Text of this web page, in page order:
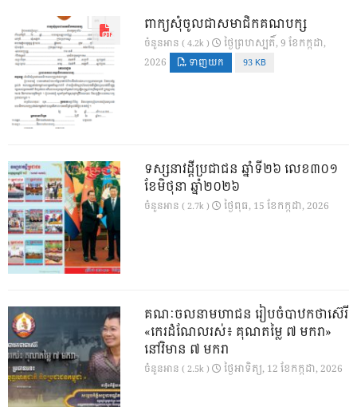
ពាក្យសុំចូលជាសមាជិកគណបក្ស
ចំនួនអាន ( 4.2k )
ថ្ងៃ​ព្រហស្បតិ៍, 9 ខែ​កក្កដា,
2026
ទាញយក 93 KB
ទស្សនាវដ្ដីប្រជាជន ឆ្នាំទី២៦ លេខ៣០១
ខែមិថុនា ឆ្នាំ២០២៦
ចំនួនអាន ( 2.7k ) ថ្ងៃ​ពុធ, 15 ខែ​កក្កដា, 2026
គណៈចលនាមហាជន រៀបចំបាឋកថាស៊េរី
«កេរដំណែលរស់៖ គុណតម្លៃ ៧ មករា»
នៅវិមាន ៧ មករា
ចំនួនអាន ( 2.5k ) ថ្ងៃ​អាទិត្យ, 12 ខែ​កក្កដា, 2026